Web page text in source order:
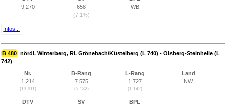
9.270
658
(7,1%)
WB
Infos...
B 480 nördl. Winterberg, Ri. Grönebach/Küstelberg (L 740) - Olsberg-Steinhelle (L
742)
Nr.
1.214
(13.911)
B-Rang
7.575
(5.182)
L-Rang
1.727
(1.142)
Land
NW
DTV
SV
BPL